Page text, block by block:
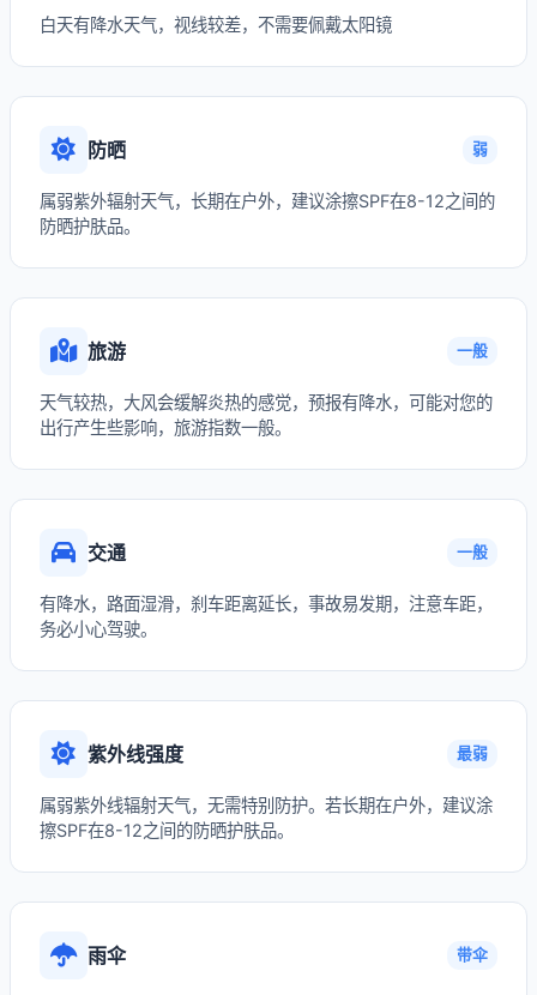
白天有降水天气，视线较差，不需要佩戴太阳镜
防晒 弱
属弱紫外辐射天气，长期在户外，建议涂擦SPF在8-12之间的
防晒护肤品。
旅游 一般
天气较热，大风会缓解炎热的感觉，预报有降水，可能对您的
出行产生些影响，旅游指数一般。
交通 一般
有降水，路面湿滑，刹车距离延长，事故易发期，注意车距，
务必小心驾驶。
紫外线强度 最弱
属弱紫外线辐射天气，无需特别防护。若长期在户外，建议涂
擦SPF在8-12之间的防晒护肤品。
雨伞 带伞